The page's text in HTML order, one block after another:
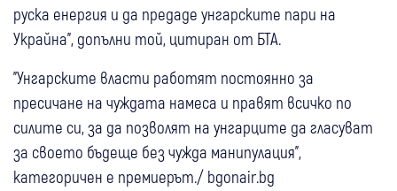
руска енергия и да предаде унгарските пари на
Украйна", допълни той, цитиран от БТА.
"Унгарските власти работят постоянно за
пресичане на чуждата намеса и правят всичко по
силите си, за да позволят на унгарците да гласуват
за своето бъдеще без чужда манипулация",
категоричен е премиерът./ bgonair.bg